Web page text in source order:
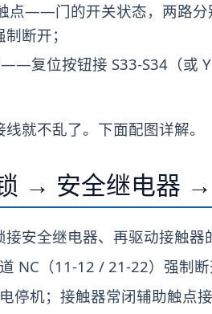
点——门的开关状态，两路分
断开；
复位按钮接 S33-S34（或
就不乱了。下面配图详解。
→ 安全继电器
安全继电器、再驱动接触
NC（11-12 / 21-22）强制
停机；接触器常闭辅助触点